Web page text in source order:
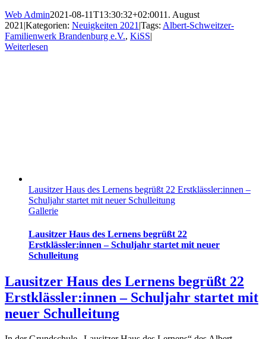
Web Admin2021-08-11T13:30:32+02:0011. August
2021 |Kategorien: Neuigkeiten 2021 |Tags: Albert-Schweitzer-
Familienwerk Brandenburg e.V., KiSS|
Weiterlesen
Lausitzer Haus des Lernens begrüßt 22 Erstklässler:innen –
Schuljahr startet mit neuer Schulleitung
Gallerie
Lausitzer Haus des Lernens begrüßt 22
Erstklässler:innen – Schuljahr startet mit neuer
Schulleitung
Lausitzer Haus des Lernens begrüßt 22
Erstklässler:innen – Schuljahr startet mit
neuer Schulleitung